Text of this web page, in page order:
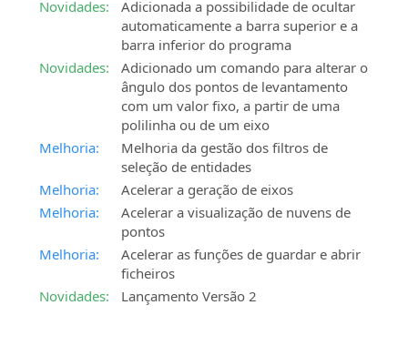
Novidades:
Adicionada a possibilidade de ocultar
automaticamente a barra superior e a
barra inferior do programa
Novidades:
Adicionado um comando para alterar o
ângulo dos pontos de levantamento
com um valor fixo, a partir de uma
polilinha ou de um eixo
Melhoria:
Melhoria da gestão dos filtros de
seleção de entidades
Melhoria:
Acelerar a geração de eixos
Melhoria:
Acelerar a visualização de nuvens de
pontos
Melhoria:
Acelerar as funções de guardar e abrir
ficheiros
Novidades:
Lançamento Versão 2